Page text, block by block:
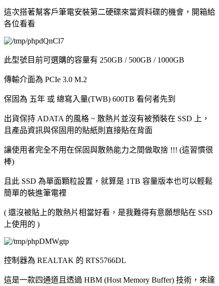
這次搭著幫客戶筆電安裝第二硬碟來當資料碟的機會，開箱給
各位看看
此型號目前可選購的容量有 250GB / 500GB / 1000GB
傳輸介面為 PCIe 3.0 M.2
保固為 五年 或 總寫入量(TWB) 600TB 看何者先到
出貨保持 ADATA 的風格 ~ 散熱片並沒有被預裝在 SSD 上，
且產品資訊與保固用的貼紙則直接貼在背面
讓使用者完全不用在保固與散熱能力之間做取捨 !!! (這習慣很
棒)
且此 SSD 為單面顆粒設置，就算是 1TB 容量版本也可以輕鬆
簡單的裝進筆電裡
( 還沒被貼上的散熱片相當好看，是我難得有意願想貼在 SSD
上使用的 )
控制器為 REALTAK 的 RTS5766DL
這是一款四通道且透過 HBM (Host Memory Buffer) 技術，來達